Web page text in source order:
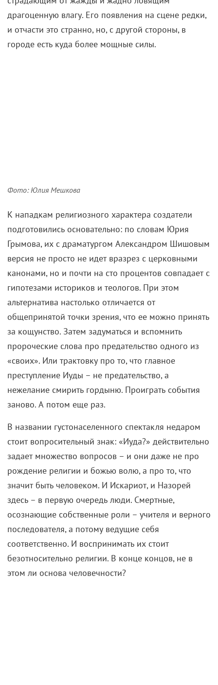
драгоценную влагу. Его появления на сцене редки,
и отчасти это странно, но, с другой стороны, в
городе есть куда более мощные силы.
Фото: Юлия Мешкова
К нападкам религиозного характера создатели
подготовились основательно: по словам Юрия
Грымова, их с драматургом Александром Шишовым
версия не просто не идет вразрез с церковными
канонами, но и почти на сто процентов совпадает с
гипотезами историков и теологов. При этом
альтернатива настолько отличается от
общепринятой точки зрения, что ее можно принять
за кощунство. Затем задуматься и вспомнить
пророческие слова про предательство одного из
«своих». Или трактовку про то, что главное
преступление Иуды – не предательство, а
нежелание смирить гордыню. Проиграть события
заново. А потом еще раз.
В названии густонаселенного спектакля недаром
стоит вопросительный знак: «Иуда?» действительно
задает множество вопросов – и они даже не про
рождение религии и божью волю, а про то, что
значит быть человеком. И Искариот, и Назорей
здесь – в первую очередь люди. Смертные,
осознающие собственные роли – учителя и верного
последователя, а потому ведущие себя
соответственно. И воспринимать их стоит
безотносительно религии. В конце концов, не в
этом ли основа человечности?